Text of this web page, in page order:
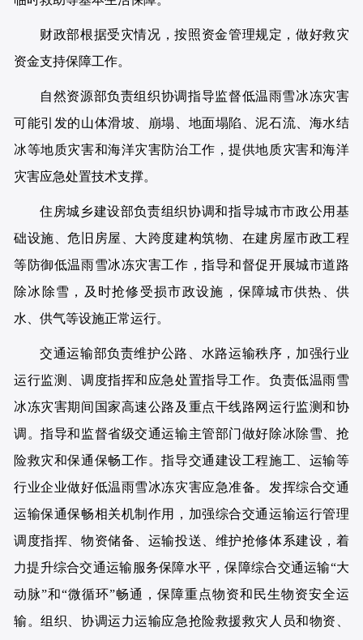
财政部根据受灾情况，按照资金管理规定，做好救灾
资金支持保障工作。
自然资源部负责组织协调指导监督低温雨雪冰冻灾害
可能引发的山体滑坡、崩塌、地面塌陷、泥石流、海水结
冰等地质灾害和海洋灾害防治工作，提供地质灾害和海洋
灾害应急处置技术支撑。
住房城乡建设部负责组织协调和指导城市市政公用基
础设施、危旧房屋、大跨度建构筑物、在建房屋市政工程
等防御低温雨雪冰冻灾害工作，指导和督促开展城市道路
除冰除雪，及时抢修受损市政设施，保障城市供热、供
水、供气等设施正常运行。
交通运输部负责维护公路、水路运输秩序，加强行业
运行监测、调度指挥和应急处置指导工作。负责低温雨雪
冰冻灾害期间国家高速公路及重点干线路网运行监测和协
调。指导和监督省级交通运输主管部门做好除冰除雪、抢
险救灾和保通保畅工作。指导交通建设工程施工、运输等
行业企业做好低温雨雪冰冻灾害应急准备。发挥综合交通
运输保通保畅相关机制作用，加强综合交通运输运行管理
调度指挥、物资储备、运输投送、维护抢修体系建设，着
力提升综合交通运输服务保障水平，保障综合交通运输“大
动脉”和“微循环”畅通，保障重点物资和民生物资安全运
输。组织、协调运力运输应急抢险救援救灾人员和物资、